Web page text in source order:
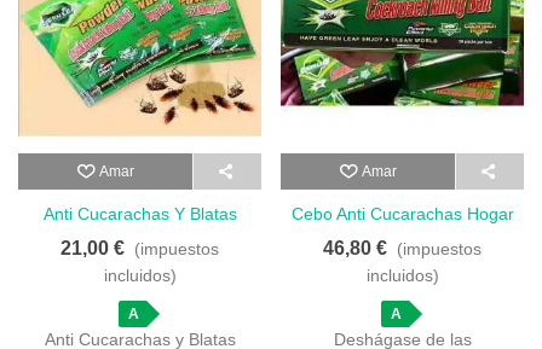
Amar
Anti Cucarachas Y Blatas
Accion Rapida - 20 Sobres
Efectivos
21,00 € (impuestos
incluidos)
A
Anti Cucarachas y Blatas
Amar
Cebo Anti Cucarachas Hogar
- 50 Sobres
46,80 € (impuestos
incluidos)
A
Deshágase de las